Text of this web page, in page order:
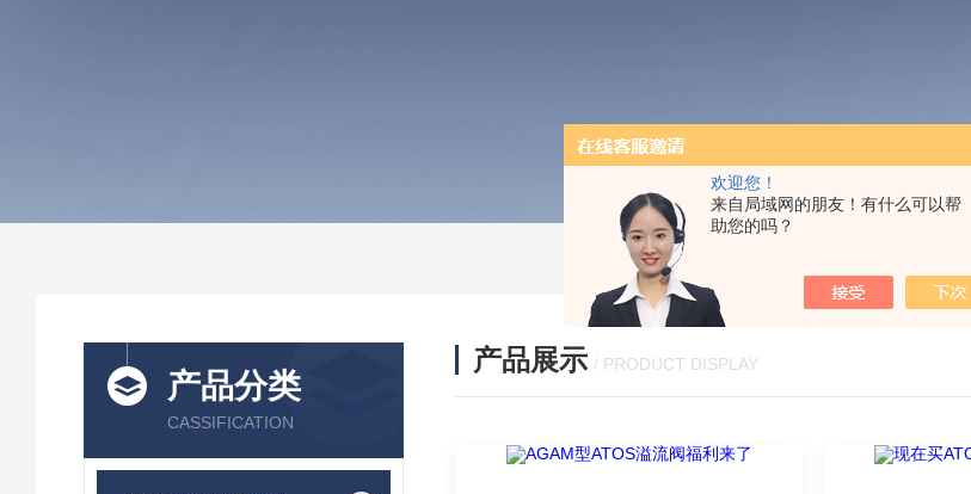
欢迎您！
来自局域网的朋友！有什么可以帮
助您的吗？
产品分类
CASSIFICATION
产品展示 / PRODUCT DISPLAY